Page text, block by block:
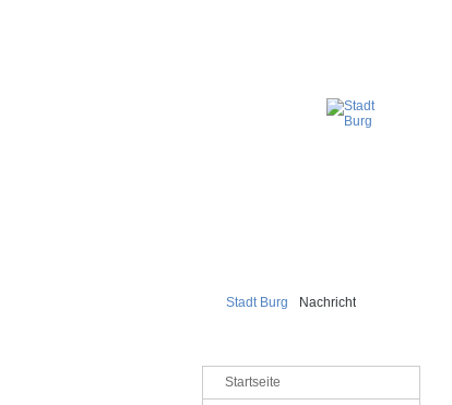
Stadt Burg Nachricht
Navigation
überspringen
Startseite